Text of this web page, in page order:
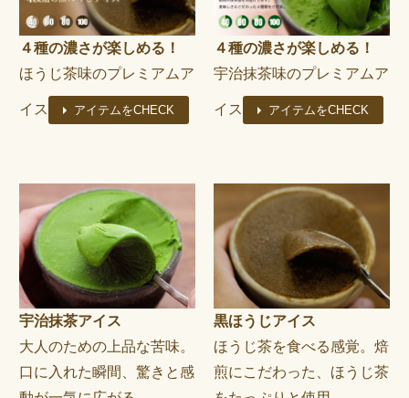
４種の濃さが楽しめる！
ほうじ茶味のプレミアムア
イス アイテムをCHECK
４種の濃さが楽しめる！
宇治抹茶味のプレミアムア
イス アイテムをCHECK
宇治抹茶アイス
大人のための上品な苦味。
口に入れた瞬間、驚きと感
黒ほうじアイス
ほうじ茶を食べる感覚。焙
煎にこだわった、ほうじ茶